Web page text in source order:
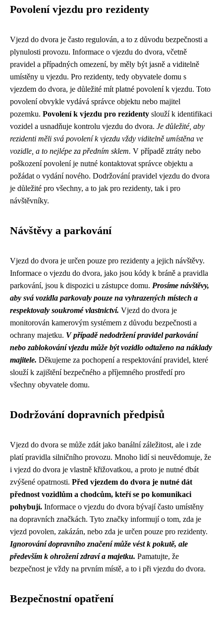
Povolení vjezdu pro rezidenty
Vjezd do dvora je často regulován, a to z důvodu bezpečnosti a
plynulosti provozu. Informace o vjezdu do dvora, včetně
pravidel a případných omezení, by měly být jasně a viditelně
umístěny u vjezdu. Pro rezidenty, tedy obyvatele domu s
vjezdem do dvora, je důležité mít platné povolení k vjezdu. Toto
povolení obvykle vydává správce objektu nebo majitel
pozemku. Povolení k vjezdu pro rezidenty slouží k identifikaci
vozidel a usnadňuje kontrolu vjezdu do dvora. Je důležité, aby
rezidenti měli svá povolení k vjezdu vždy viditelně umístěna ve
vozidle, a to nejlépe za předním sklem. V případě ztráty nebo
poškození povolení je nutné kontaktovat správce objektu a
požádat o vydání nového. Dodržování pravidel vjezdu do dvora
je důležité pro všechny, a to jak pro rezidenty, tak i pro
návštěvníky.
Návštěvy a parkování
Vjezd do dvora je určen pouze pro rezidenty a jejich návštěvy.
Informace o vjezdu do dvora, jako jsou kódy k bráně a pravidla
parkování, jsou k dispozici u zástupce domu. Prosíme návštěvy,
aby svá vozidla parkovaly pouze na vyhrazených místech a
respektovaly soukromé vlastnictví. Vjezd do dvora je
monitorován kamerovým systémem z důvodu bezpečnosti a
ochrany majetku. V případě nedodržení pravidel parkování
nebo zablokování vjezdu může být vozidlo odtaženo na náklady
majitele. Děkujeme za pochopení a respektování pravidel, které
slouží k zajištění bezpečného a příjemného prostředí pro
všechny obyvatele domu.
Dodržování dopravních předpisů
Vjezd do dvora se může zdát jako banální záležitost, ale i zde
platí pravidla silničního provozu. Mnoho lidí si neuvědomuje, že
i vjezd do dvora je vlastně křižovatkou, a proto je nutné dbát
zvýšené opatrnosti. Před vjezdem do dvora je nutné dát
přednost vozidlům a chodcům, kteří se po komunikaci
pohybují. Informace o vjezdu do dvora bývají často umístěny
na dopravních značkách. Tyto značky informují o tom, zda je
vjezd povolen, zakázán, nebo zda je určen pouze pro rezidenty.
Ignorování dopravního značení může vést k pokutě, ale
především k ohrožení zdraví a majetku. Pamatujte, že
bezpečnost je vždy na prvním místě, a to i při vjezdu do dvora.
Bezpečnostní opatření